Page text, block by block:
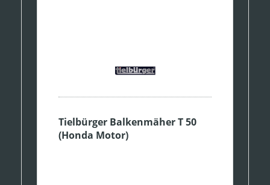
Tielbürger Balkenmäher T 50
(Honda Motor)